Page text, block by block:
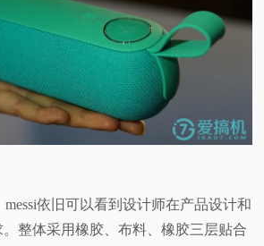
依旧可以看到设计师在产品设计和
整体采用橡胶、布料、橡胶三层贴合